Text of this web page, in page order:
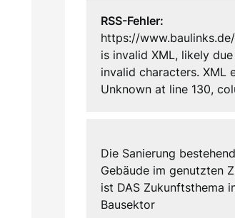
RSS-Fehler:
https://
is invalid XML, likely
invalid characters. XML
Unknown at line 130,
Die Sanierung
Gebäude im genutzten
ist DAS Zukunftsthema
Bausektor